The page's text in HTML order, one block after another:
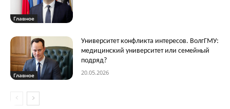
Главное
Главное
Университет конфликта интересов. ВолгГМУ:
медицинский университет или семейный
подряд?
20.05.2026